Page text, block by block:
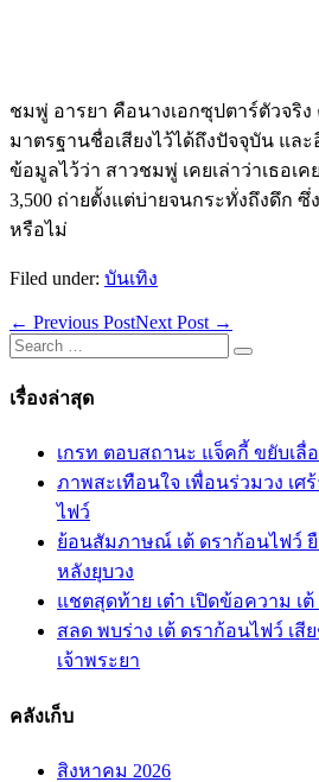
ชมพู่ อารยา คือนางเอกซุปตาร์ตัวจริง
มาตรฐานชื่อเสียงไว้ได้ถึงปัจจุบัน แล
ข้อมูลไว้ว่า สาวชมพู่ เคยเล่าว่าเธอเ
3,500 ถ่ายตั้งแต่บ่ายจนกระทั่งถึงดึก ซึ่
หรือไม่
Filed under: บันเทิง
Post
Navigation
← Previous PostNext Post →
Search
for:
เรื่องล่าสุด
เกรท ตอบสถานะ แจ็คกี้ ขยับเลื่
ภาพสะเทือนใจ เพื่อนร่วมวง เศ
ไฟว์
ย้อนสัมภาษณ์ เต้ ดราก้อนไฟว์
หลังยุบวง
แชตสุดท้าย เต๋า เปิดข้อความ เ
สลด พบร่าง เต้ ดราก้อนไฟว์ เ
เจ้าพระยา
คลังเก็บ
สิงหาคม 2026